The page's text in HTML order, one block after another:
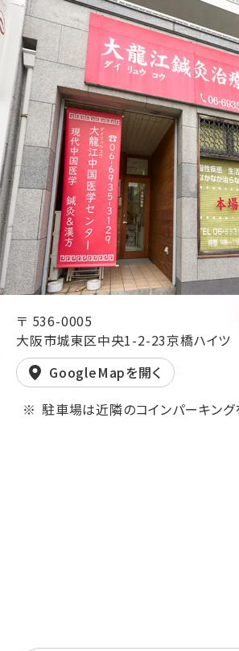
〒 536-0005
大阪市城東区中央1-2-23京橋ハイツ
GoogleMapを開く
駐車場は近隣のコインパーキング